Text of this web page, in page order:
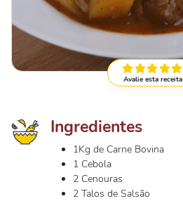
Avalie esta receita
Ingredientes
1Kg de Carne Bovina
1 Cebola
2 Cenouras
2 Talos de Salsão